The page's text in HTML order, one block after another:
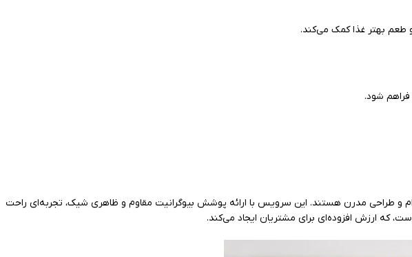
طعم بهتر غذا کمک می‌کند.
شود.
و طراحی مدرن هستند. این سرویس با ارائه پوشش بیوگرانیت مقاوم و ظاهری شیک، تجربه‌ای راحت
که ارزش افزوده‌ای برای مشتریان ایجاد می‌کند.